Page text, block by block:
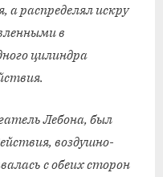
а распределял искру
в
цилиндра
Лебона, был
воздушно-
с обеих сторон